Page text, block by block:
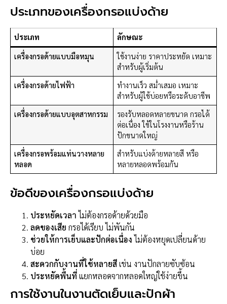
ประเภทของเครื่องกรอแบ่งด้าย
ประเภท ลักษณะ
เครื่องกรอด้ายแบบมือหมุน
ใช้งานง่าย ราคาประหยัด เหมาะ
สำหรับผู้เริ่มต้น
เครื่องกรอด้ายไฟฟ้า
ทำงานเร็ว สม่ำเสมอ เหมาะ
สำหรับผู้ใช้บ่อยหรือระดับอาชีพ
เครื่องกรอด้ายแบบอุตสาหกรรม
รองรับหลอดหลายขนาด กรอได้
ต่อเนื่อง ใช้ในโรงงานหรือร้าน
ปักขนาดใหญ่
เครื่องกรอพร้อมแท่นวางหลาย
หลอด
สำหรับแบ่งด้ายหลายสี หรือ
หลายหลอดพร้อมกัน
ข้อดีของเครื่องกรอแบ่งด้าย
ประหยัดเวลาไม่ต้องกรอด้ายด้วยมือ
ลดของเสีย กรอได้เรียบ ไม่พันกัน
ช่วยให้การเย็บและปักต่อเนื่องไม่ต้องหยุดเปลี่ยนด้าย
บ่อย
สะดวกกับงานที่ใช้หลายสีเช่น งานปักลายซับซ้อน
ประหยัดพื้นที่แยกหลอดจากหลอดใหญ่ใช้ง่ายขึ้น
การใช้งานในงานตัดเย็บและปักผ้า